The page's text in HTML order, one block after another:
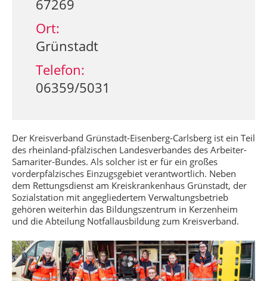
Der Kreisverband Grünstadt-Eisenberg-Carlsberg ist ein Teil
des rheinland-pfälzischen Landesverbandes des Arbeiter-
Samariter-Bundes. Als solcher ist er für ein großes
vorderpfälzisches Einzugsgebiet verantwortlich. Neben
dem Rettungsdienst am Kreiskrankenhaus Grünstadt, der
Sozialstation mit angegliedertem Verwaltungsbetrieb
gehören weiterhin das Bildungszentrum in Kerzenheim
und die Abteilung Notfallausbildung zum Kreisverband.
67269
Ort:
Grünstadt
Telefon:
06359/5031